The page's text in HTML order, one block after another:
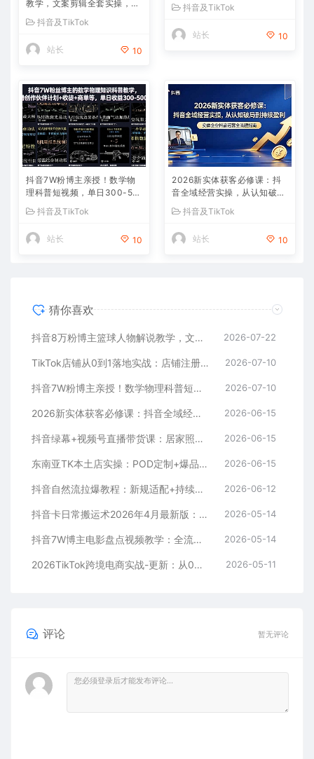
教学，文案剪辑全套实操，玩
转伙伴计划精选单日收益破千
抖音及TikTok
站长 10
出单
抖音及TikTok
站长 10
抖音7W粉博主亲授！数学物
理科普短视频，单日300-50
现
抖音及TikTok
站长 10
2026新实体获客必修课：抖
音全域经营实操，从认知破局
抖音及TikTok
站长 10
猜你喜欢
抖音8万粉博主篮球人物解说教学，文案剪辑全套实操，玩转伙伴计划精选单日收益破千 2026-07-22
TikTok店铺从0到1落地实战：店铺注册+产品上架+物流回款+内容剪辑，小白也能出单 2026-07-10
抖音7W粉博主亲授！数学物理科普短视频，单日300-500，伙伴计划+收徒+商单全变现 2026-07-10
2026新实体获客必修课：抖音全域经营实操，从认知破局到持续盈利 2026-06-15
抖音绿幕+视频号直播带货课：居家照着稿子念起号，手机电脑双场景搭建全流程 2026-06-15
东南亚TK本土店实操：POD定制+爆品截流+暴力冷启动，0粉也能开橱窗带货 2026-06-15
抖音自然流拉爆教程：新规适配+持续更新，话术+投放+起号一站式实战教学（更新26年5月11） 2026-06-12
抖音卡日常搬运术2026年4月最新版：影视账号爆款涨粉玩法，外面售价5000元核心 2026-05-14
抖音7W博主电影盘点视频教学：全流程剪辑制作+收益开通+商单收徒，零基础快速变现 2026-05-14
2026TikTok跨境电商实战-更新：从0到1跑通注册选品上架，出单发货回款全流程手把手教学 2026-05-11
评论 暂无评论